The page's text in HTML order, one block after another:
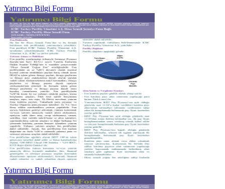
Yatırımcı Bilgi Formu
Yatırımcı Bilgi Formu